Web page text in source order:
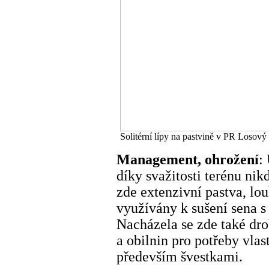
Solitérní lípy na pastvině v PR
Management, ohrožení:
díky svažitosti terénu
zde extenzivní pastva,
využívány k sušení sena
Nacházela se zde také
a obilnin pro potřeby
především švestkami.